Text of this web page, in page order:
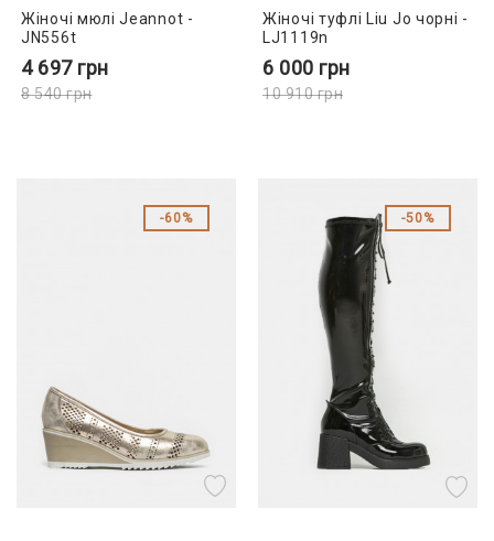
Жіночі мюлі Jeannot -
JN556t
4 697 грн
8 540грн
Жіночі туфлі Liu Jo чорні -
LJ1119n
6 000 грн
10 910грн
60% 50%